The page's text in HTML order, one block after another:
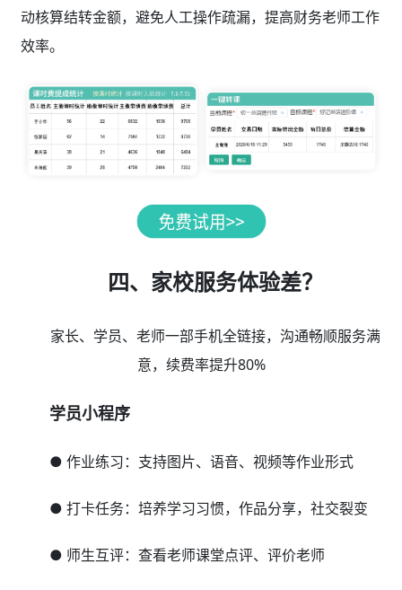
动核算结转金额，避免人工操作疏漏，提高财务老师工作
效率。
四、家校服务体验差？
家长、学员、老师一部手机全链接，沟通畅顺服务满
意，续费率提升80%
学员小程序
● 作业练习：支持图片、语音、视频等作业形式
● 打卡任务：培养学习习惯，作品分享，社交裂变
● 师生互评：查看老师课堂点评、评价老师